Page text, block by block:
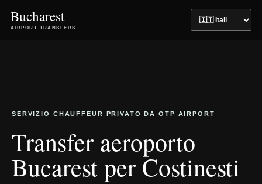
Bucharest
AIRPORT TRANSFERS
SERVIZIO CHAUFFEUR PRIVATO DA OTP AIRPORT
Transfer aeroporto
Bucarest per Costinesti